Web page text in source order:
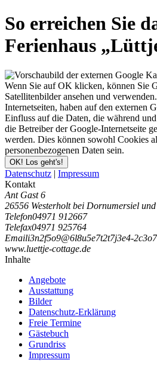
So erreichen Sie
Ferienhaus
Wenn Sie auf OK klicken, können Sie
Satellitenbilder ansehen und
Internetseiten, haben auf den externen
Einfluss auf die Daten, die während
die Betreiber der Google-Internetseite
werden. Dies können sowohl Cookies
personenbezogenen Daten sein.
OK! Los geht's!
Datenschutz | Impressum
Kontakt
Ant Gast 6
26556 Westerholt bei Dornumersiel
Telefon04971 912667
Telefax04971 925764
Emaili3n2f5o9@6l8u5e7t2t7j3e4-2c3o7
www.luettje-cottage.de
Inhalte
Angebote
Ausstattung
Bilder
Datenschutz-Erklärung
Freie Termine
Gästebuch
Grundriss
Impressum